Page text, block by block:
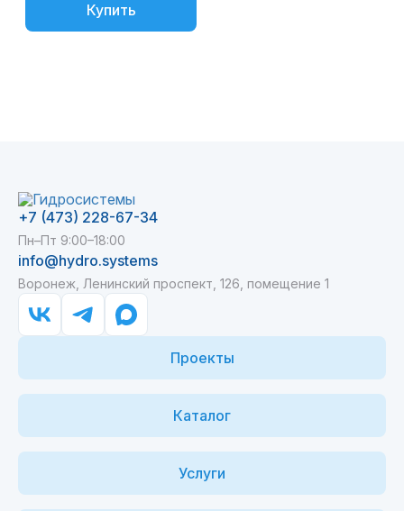
Купить
+7 (473) 228-67-34
Пн–Пт 9:00–18:00
info@hydro.systems
Воронеж, Ленинский проспект, 126, помещение 1
Проекты
Каталог
Услуги